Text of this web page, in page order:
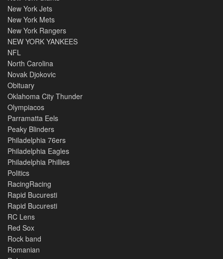
New York Jets
New York Mets
New York Rangers
NEW YORK YANKEES
NFL
North Carolina
Novak Djokovic
Obituary
Oklahoma City Thunder
Olympiacos
Parramatta Eels
Peaky Blinders
Philadelphia 76ers
Philadelphia Eagles
Philadelphia Phillies
Politics
RacingRacing
Rapid Bucuresti
Rapid Bucuresti
RC Lens
Red Sox
Rock band
Romanian